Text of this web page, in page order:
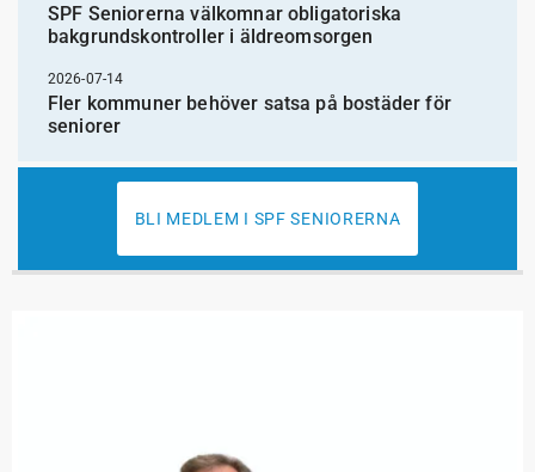
SPF Seniorerna välkomnar obligatoriska
bakgrundskontroller i äldreomsorgen
2026-07-14
Fler kommuner behöver satsa på bostäder för
seniorer
BLI MEDLEM I SPF SENIORERNA